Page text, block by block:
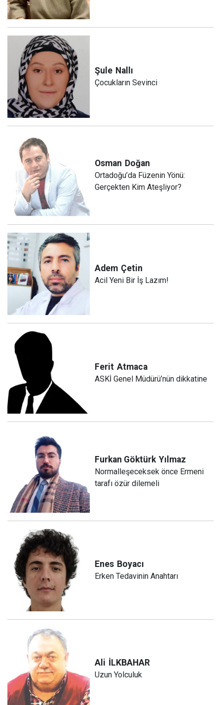
Şule Nallı
Çocukların Sevinci
Osman Doğan
Ortadoğu’da Füzenin Yönü:
Gerçekten Kim Ateşliyor?
Adem Çetin
Acil Yeni Bir İş Lazım!
Ferit Atmaca
ASKİ Genel Müdürü’nün dikkatine
Furkan Göktürk Yılmaz
Normalleşeceksek önce Ermeni
tarafı özür dilemeli
Enes Boyacı
Erken Tedavinin Anahtarı
Ali İLKBAHAR
Uzun Yolculuk